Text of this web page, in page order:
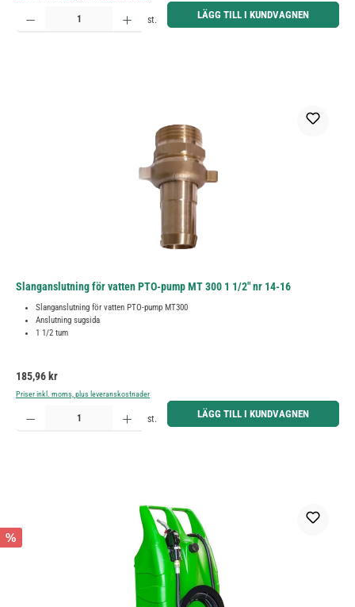
Produktkvantitet: Ange önskat belopp eller använd knapparna för att öka eller minska kvantiteten.
st. LÄGG TILL I KUNDVAGNEN
Slanganslutning för vatten PTO-pump MT 300 1 1/2" nr 14-16
Slanganslutning för vatten PTO-pump MT300
Anslutning sugsida
1 1/2 tum
Ordinarie pris:
185,96 kr
Priser inkl. moms, plus leveranskostnader
Produktkvantitet: Ange önskat belopp eller använd knapparna för att öka eller minska kvantiteten.
st. LÄGG TILL I KUNDVAGNEN
%